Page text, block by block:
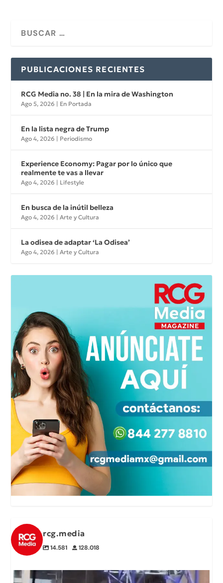
PUBLICACIONES RECIENTES
RCG Media no. 38 | En la mira de Washington
Ago 5, 2026 | En Portada
En la lista negra de Trump
Ago 4, 2026 | Periodismo
Experience Economy: Pagar por lo único que
realmente te vas a llevar
Ago 4, 2026 | Lifestyle
En busca de la inútil belleza
Ago 4, 2026 |Arte y Cultura
La odisea de adaptar ‘La Odisea’
Ago 4, 2026 |Arte y Cultura
rcg.media
14.581 128.018
🎬Un video detrás de cámaras muestra cómo el...